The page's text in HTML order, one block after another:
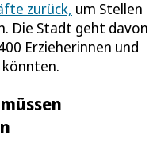
zurück, um Stellen
Die Stadt geht davon
Erzieherinnen und